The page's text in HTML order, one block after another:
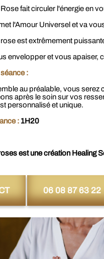
Rose fait circuler l'énergie en
l'Amour Universel et va
rose est extrêmement
envelopper et vous apaiser,
:
au préalable, vous serez
après le soin sur vos
personnalisé et unique.
:1H20
est une création Healing
06 08 87 63 22